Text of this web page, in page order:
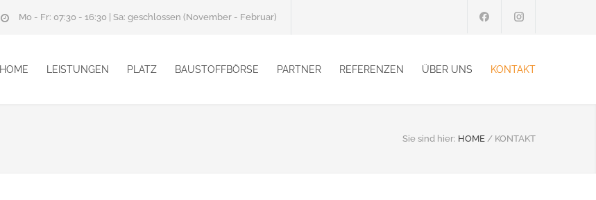
Mo - Fr: 07:30 - 16:30 | Sa: geschlossen (November - Februar)
HOME LEISTUNGEN PLATZ BAUSTOFFBÖRSE PARTNER REFERENZEN ÜBER UNS KONTAKT
Sie sind hier: HOME / KONTAKT